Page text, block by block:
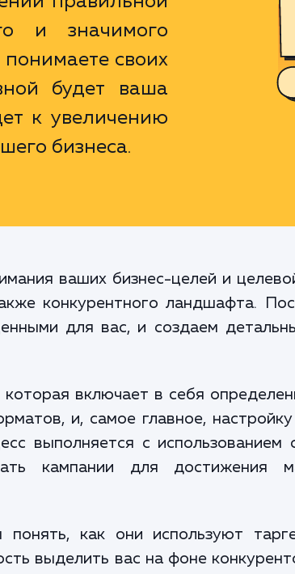
и значимого
своих
будет ваша
к увеличению
бизнеса.
ваших бизнес-целей и
конкурентного ландшафта.
для вас, и создаем
включает в себя
и, самое главное,
выполняется с использованием
кампании для достижения
как они используют
выделить вас на фоне